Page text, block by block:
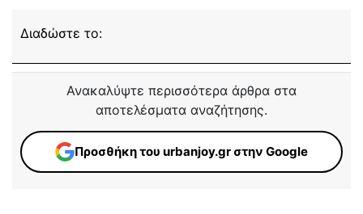
Διαδώστε το:
Ανακαλύψτε περισσότερα άρθρα στα
αποτελέσματα αναζήτησης.
Προσθήκη του urbanjoy.gr στην Google